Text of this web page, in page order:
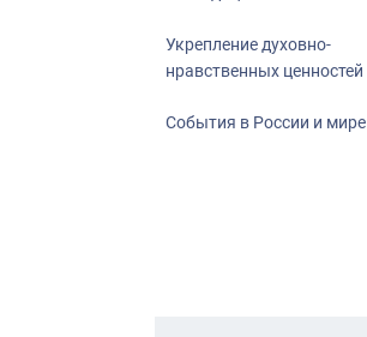
Укрепление духовно-
нравственных ценностей
События в России и мире